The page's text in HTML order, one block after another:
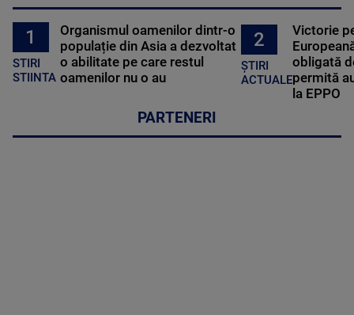
1
STIRI
STIINTA
Organismul oamenilor dintr-o
populație din Asia a dezvoltat
o abilitate pe care restul
oamenilor nu o au
2
ȘTIRI
ACTUALE
Victorie
obligată
permită
la EPPO
PARTENERI